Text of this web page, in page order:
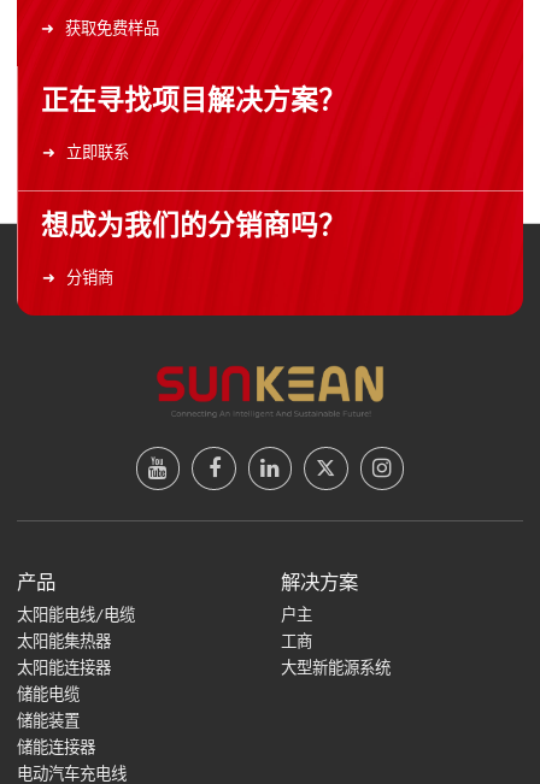
获取免费样品
正在寻找项目解决方案？
立即联系
想成为我们的分销商吗？
分销商
产品
太阳能电线/电缆
太阳能集热器
太阳能连接器
储能电缆
储能装置
储能连接器
电动汽车充电线
解决方案
户主
工商
大型新能源系统